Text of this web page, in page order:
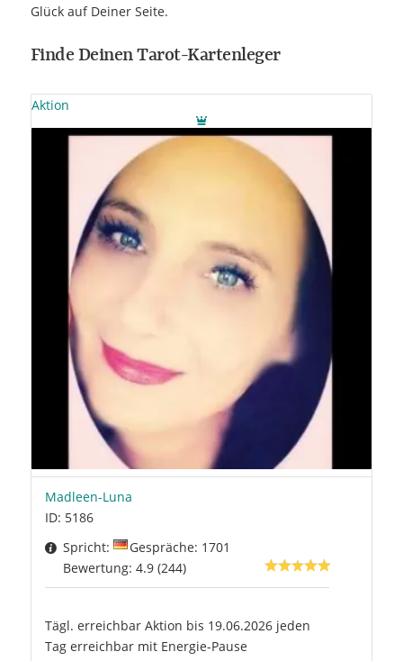
Glück auf Deiner Seite.
Finde Deinen Tarot-Kartenleger
Aktion
Madleen-Luna
ID: 5186
Spricht:
Gespräche: 1701
Bewertung: 4.9 (244)
Tägl. erreichbar Aktion bis 19.06.2026 jeden
Tag erreichbar mit Energie-Pause